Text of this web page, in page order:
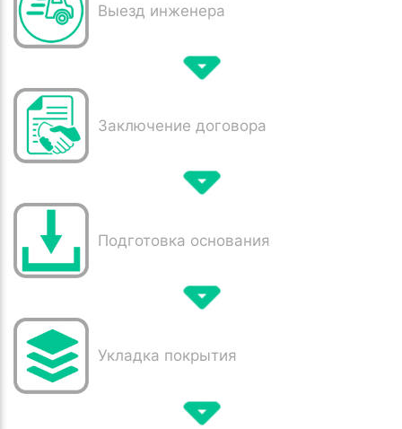
Выезд инженера
Заключение договора
Подготовка основания
Укладка покрытия